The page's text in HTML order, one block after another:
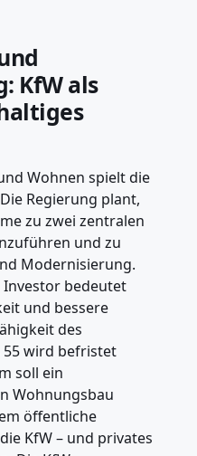
KfW als
Wohnen spielt die
Regierung plant,
zu zwei zentralen
und zu
Modernisierung.
Investor bedeutet
und bessere
des
55 wird befristet
soll ein
Wohnungsbau
öffentliche
KfW – und privates